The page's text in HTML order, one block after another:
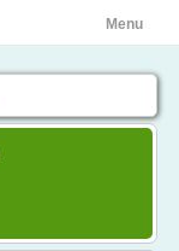
Menu